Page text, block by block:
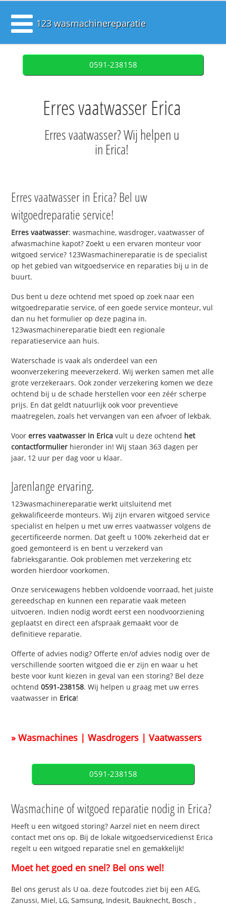
123 wasmachinereparatie
0591-238158
Erres vaatwasser Erica
Erres vaatwasser? Wij helpen u
in Erica!
Erres vaatwasser in Erica? Bel uw
witgoedreparatie service!
Erres vaatwasser: wasmachine, wasdroger, vaatwasser of
afwasmachine kapot? Zoekt u een ervaren monteur voor
witgoed service? 123Wasmachinereparatie is de specialist
op het gebied van witgoedservice en reparaties bij u in de
buurt.
Dus bent u deze ochtend met spoed op zoek naar een
witgoedreparatie service, of een goede service monteur, vul
dan nu het formulier op deze pagina in.
123wasmachinereparatie biedt een regionale
reparatieservice aan huis.
Waterschade is vaak als onderdeel van een
woonverzekering meeverzekerd. Wij werken samen met alle
grote verzekeraars. Ook zonder verzekering komen we deze
ochtend bij u de schade herstellen voor een zéér scherpe
prijs. En dat geldt natuurlijk ook voor preventieve
maatregelen, zoals het vervangen van een afvoer of lekbak.
Voorerres vaatwasser in Erica vult u deze ochtend het
contactformulier hieronder in! Wij staan 363 dagen per
jaar, 12 uur per dag voor u klaar.
Jarenlange ervaring.
123wasmachinereparatie werkt uitsluitend met
gekwalificeerde monteurs. Wij zijn ervaren witgoed service
specialist en helpen u met uw erres vaatwasser volgens de
gecertificeerde normen. Dat geeft u 100% zekerheid dat er
goed gemonteerd is en bent u verzekerd van
fabrieksgarantie. Ook problemen met verzekering etc
worden hierdoor voorkomen.
Onze servicewagens hebben voldoende voorraad, het juiste
gereedschap en kunnen een reparatie vaak meteen
uitvoeren. Indien nodig wordt eerst een noodvoorziening
geplaatst en direct een afspraak gemaakt voor de
definitieve reparatie.
Offerte of advies nodig? Offerte en/of advies nodig over de
verschillende soorten witgoed die er zijn en waar u het
beste voor kunt kiezen in geval van een storing? Bel deze
ochtend0591-238158. Wij helpen u graag met uw erres
vaatwasser in Erica!
» Wasmachines | Wasdrogers | Vaatwassers
0591-238158
Wasmachine of witgoed reparatie nodig in Erica?
Heeft u een witgoed storing? Aarzel niet en neem direct
contact met ons op. Bij de lokale witgoedservicedienst Erica
regelt u een witgoed reparatie snel en gemakkelijk!
Moet het goed en snel? Bel ons wel!
Bel ons gerust als U oa. deze foutcodes ziet bij een AEG,
Zanussi, Miel, LG, Samsung, Indesit, Bauknecht, Bosch ,